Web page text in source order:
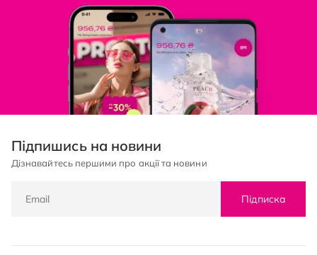
Підпишись на новини
Дізнавайтесь першими про акції та новини
Підписка